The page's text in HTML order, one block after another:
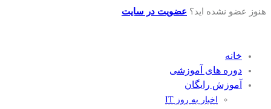
هنوز عضو نشده اید؟ عضویت در سایت
خانه
دوره های آموزشی
آموزش رایگان
اخبار به روز IT